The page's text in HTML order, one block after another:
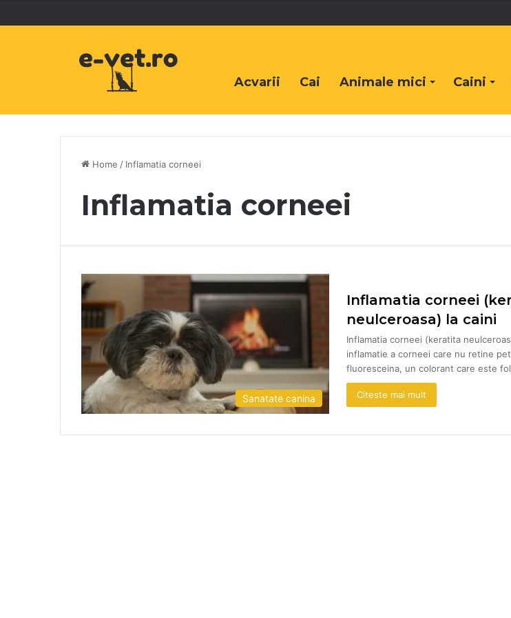
Acvarii Cai Animale mici Caini
Home / Inflamatia corneei
Inflamatia corneei
Sanatate canina
Inflamatia corneei
neulceroasa) la caini
Inflamatia corneei (keratita
inflamatie a corneei care nu retine
fluoresceina, un colorant care este
Citeste mai mult